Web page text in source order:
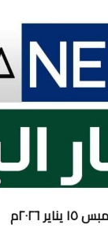
٢٠٢٦م